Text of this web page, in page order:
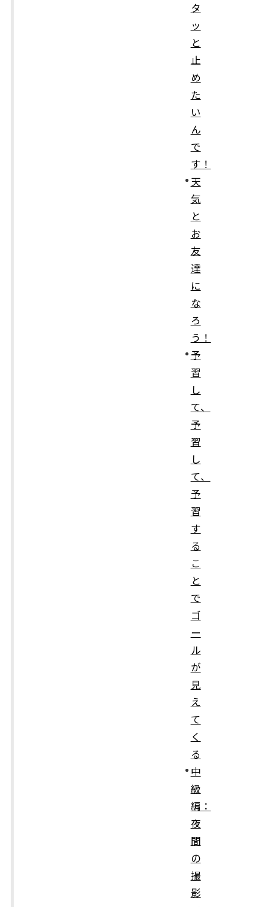
タ
ッ
と
止
め
た
い
ん
で
す！
天
気
と
お
友
達
に
な
ろ
う！
予
習
し
て、
予
習
し
て、
予
習
す
る
こ
と
で
ゴ
ー
ル
が
見
え
て
く
る
中
級
編：
夜
間
の
撮
影